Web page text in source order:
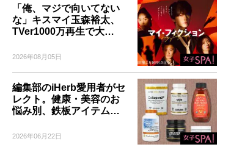
「俺、マジで向いてない
な」キスマイ玉森裕太、
TVer1000万再生で大…
2026年08月05日
編集部のiHerb愛用者がセ
レクト。健康・美容のお
悩み別、鉄板アイテム…
2026年06月22日